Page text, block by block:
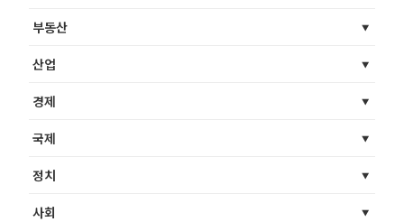
부동산
산업
경제
국제
정치
사회